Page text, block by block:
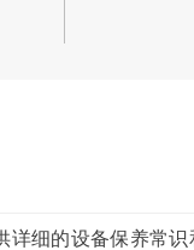
详细的设备保养常